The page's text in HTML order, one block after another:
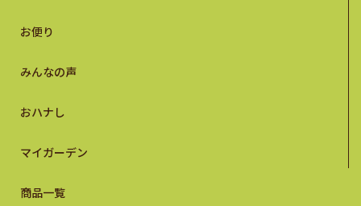
お便り
みんなの声
おハナし
マイガーデン
商品一覧